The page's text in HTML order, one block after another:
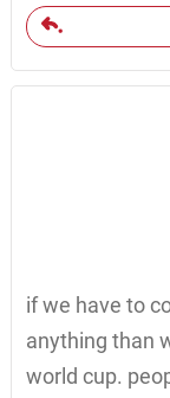
if we have to
anything than
world cup.